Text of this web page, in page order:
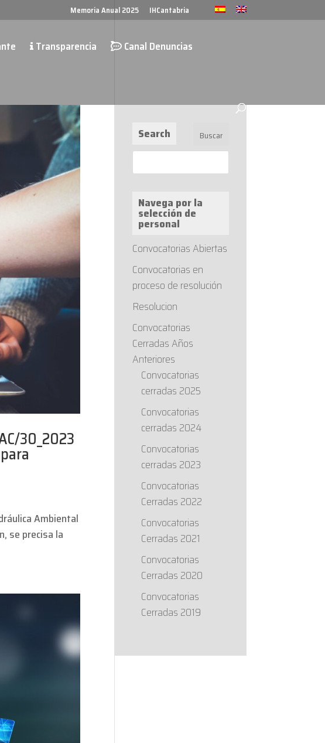
Memoria Anual 2025 IHCantabria
Transparencia Canal Denuncias
30_2023
Ambiental
se precisa la
Search
Navega por la
selección de
personal
Convocatorias Abiertas
Convocatorias en
proceso de resolución
Resolucion
Convocatorias
Cerradas Años
Anteriores
Convocatorias
cerradas 2025
Convocatorias
cerradas 2024
Convocatorias
cerradas 2023
Convocatorias
Cerradas 2022
Convocatorias
Cerradas 2021
Convocatorias
Cerradas 2020
Convocatorias
Cerradas 2019